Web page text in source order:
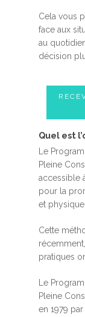
Cela vous
face aux
au
décision
Quel est
Le
Pleine
accessible
pour la
et physique.
Cette
pratiques
Le
Pleine
en 1979